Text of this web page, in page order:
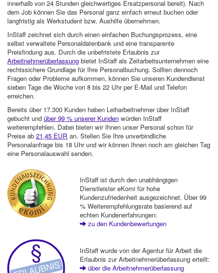
innerhalb von 24 Stunden gleichwertiges Ersatzpersonal bereit). Nach
dem Job können Sie das Personal ganz einfach erneut buchen oder
langfristig als Werkstudent bzw. Aushilfe übernehmen.
InStaff zeichnet sich durch einen einfachen Buchungsprozess, eine
selbst verwaltete Personaldatenbank und eine transparente
Preisfindung aus. Durch die unbefristete Erlaubnis zur
Arbeitnehmerüberlassung bietet InStaff als Zeitarbeitsunternehmen eine
rechtssichere Grundlage für Ihre Personalbuchung. Sollten dennoch
Fragen oder Probleme aufkommen, können Sie unseren Kundendienst
sieben Tage die Woche von 8 bis 22 Uhr per E-Mail und Telefon
erreichen.
Bereits über 17.300 Kunden haben Leiharbeitnehmer über InStaff
gebucht und über 99 % unserer Kunden würden InStaff
weiterempfehlen. Dabei bieten wir Ihnen unser Personal schon für
Preise ab 21,45 EUR an. Stellen Sie Ihre unverbindliche
Personalanfrage bis 18 Uhr und wir können Ihnen noch am gleichen Tag
eine Personalauswahl senden.
InStaff ist durch den unabhängigen
Dienstleister eKomi für hohe
Kundenzufriedenheit ausgezeichnet. Über 99
% Weiterempfehlungsrate basierend auf
echten Kundenerfahrungen:
zu den Kundenbewertungen
InStaff wurde von der Agentur für Arbeit die
Erlaubnis zur Arbeitnehmerüberlassung erteilt:
über die Arbeitnehmerüberlassung